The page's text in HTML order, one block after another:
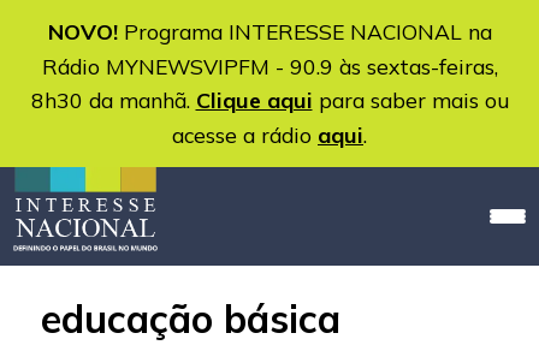
NOVO!Programa INTERESSE NACIONAL na
Rádio MYNEWSVIPFM - 90.9 às sextas-feiras,
8h30 da manhã. Clique aqui para saber mais ou
acesse a rádio aqui.
educação básica